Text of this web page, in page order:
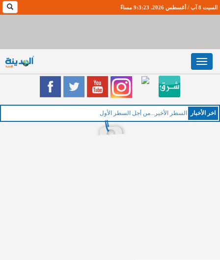
السبت 8 آب / أغسطس 2026. 9:3:23 مساءً
Toggle
navigation
اخر اﻷخبار ال